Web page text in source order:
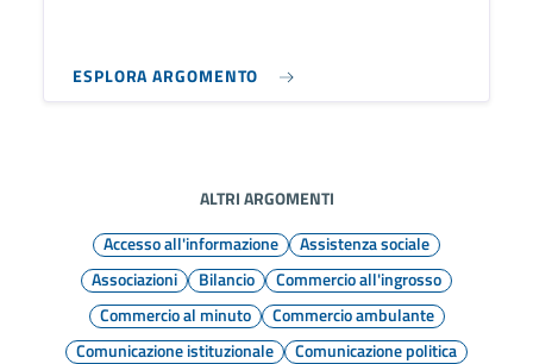
ESPLORA ARGOMENTO
ALTRI ARGOMENTI
Accesso all'informazione
Assistenza sociale
Associazioni
Bilancio
Commercio all'ingrosso
Commercio al minuto
Commercio ambulante
Comunicazione istituzionale
Comunicazione politica